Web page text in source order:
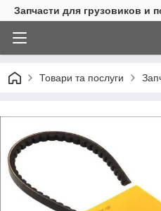
Запчасти для грузовиков и
Товари та послуги